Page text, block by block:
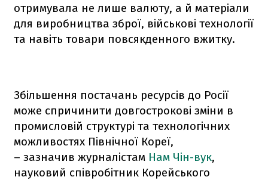
отримувала не лише валюту, а й матеріали
для виробництва зброї, військові технології
та навіть товари повсякденного вжитку.
Збільшення постачань ресурсів до Росії
може спричинити довгострокові зміни в
промисловій структурі та технологічних
можливостях Північної Кореї,
– зазначив журналістам Нам Чін-вук,
науковий співробітник Корейського